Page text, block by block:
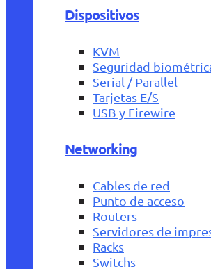
Dispositivos
KVM
Seguridad
Serial / Parallel
Tarjetas E/S
USB y Firewire
Networking
Cables de red
Punto de acceso
Routers
Servidores de
Racks
Switchs